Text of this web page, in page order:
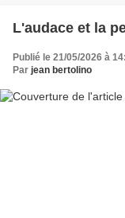
L'audace et la
Publié le 21/05/2026 à
Par jean bertolino